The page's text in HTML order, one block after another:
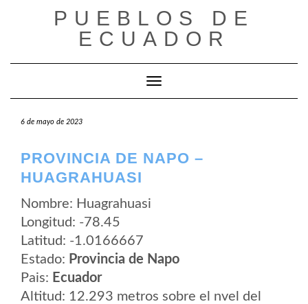
PUEBLOS DE
ECUADOR
Cambiar modo de navegación
6 de mayo de 2023
PROVINCIA DE NAPO –
HUAGRAHUASI
Nombre: Huagrahuasi
Longitud: -78.45
Latitud: -1.0166667
Estado: Provincia de Napo
Pais: Ecuador
Altitud: 12.293 metros sobre el nvel del